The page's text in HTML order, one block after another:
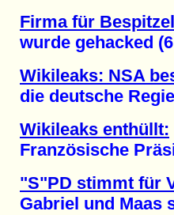
Firma für
wurde gehacked
Wikileaks: NSA
die deutsche
Wikileaks enthüllt:
Französische
"S"PD stimmt für
Gabriel und Maas